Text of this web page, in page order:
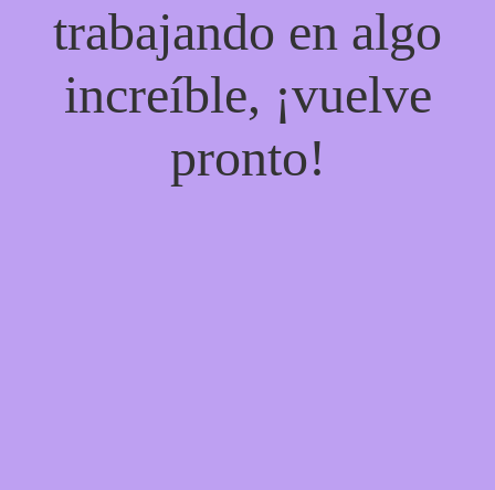
trabajando en algo
increíble, ¡vuelve
pronto!